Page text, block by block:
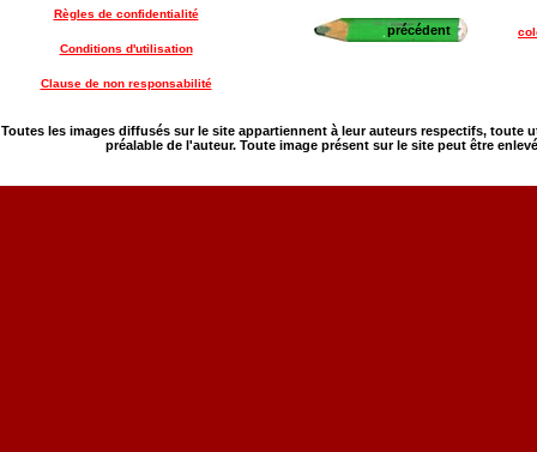
Règles de confidentialité
Conditions d'utilisation
Clause de non responsabilité
précédent
Toutes les images diffusés sur le site appartiennent à leur auteurs respectifs,
préalable de l'auteur. Toute image présent sur le site peut être